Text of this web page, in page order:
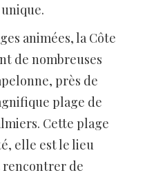
animées, la Côte
de nombreuses
près de
plage de
Cette plage
elle est le lieu
rencontrer de